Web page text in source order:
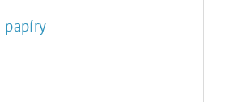
papíry